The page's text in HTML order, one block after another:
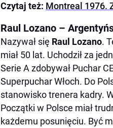
Czytaj też: Montreal 1976.
Raul Lozano –
Nazywał się Raul Lozano.
miał 50 lat. Uchodził za
Serie A zdobywał Puchar
Superpuchar Włoch. Do
stanowisko trenera kadry.
Początki w Polsce miał
każdemu posunięciu. Być